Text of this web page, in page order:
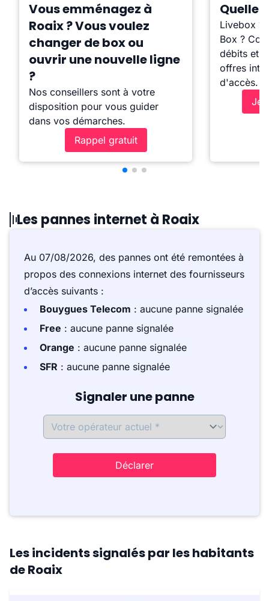
Vous emménagez à
Roaix ? Vous voulez
changer de box ou
ouvrir une nouvelle ligne
?
Nos conseillers sont à votre
disposition pour vous guider
dans vos démarches.
Rappel gratuit
Quelle
Livebox ?
Box ?
débits et
offres
d'accès.
Je
Les pannes internet à Roaix
Au 07/08/2026, des pannes ont été remontées à
propos des connexions internet des fournisseurs
d’accès suivants :
Bouygues Telecom : aucune panne signalée
Free : aucune panne signalée
Orange : aucune panne signalée
SFR : aucune panne signalée
Signaler une panne
Déclarer
Les incidents signalés par les habitants
de Roaix